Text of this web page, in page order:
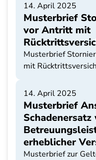
14. April 2025
Musterbrief
vor Antritt mit
Musterbrief
mit
14. April 2025
Musterbrief
erheblicher
Musterbrief zur